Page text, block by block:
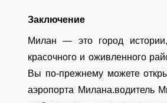
Заключение
Милан — это город
красочного и оживленного
Вы по-прежнему можете
аэропорта Милана.водитель